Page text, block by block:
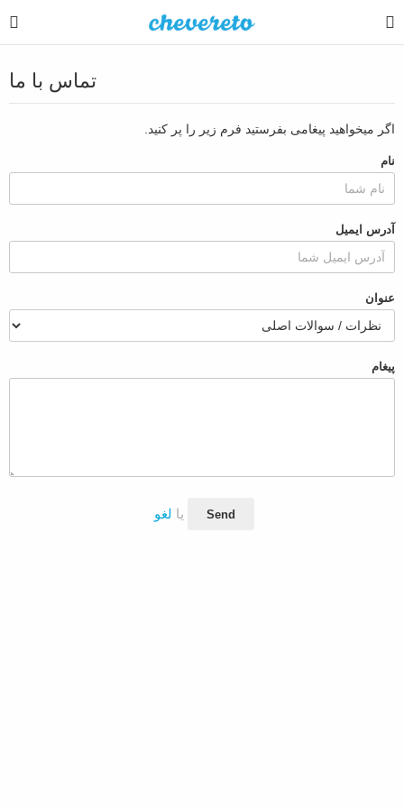
تماس با ما
اگر میخواهید پیغامی بفرستید فرم زیر را پر کنید.
نام
آدرس ایمیل
عنوان
پیغام
Send یا لغو